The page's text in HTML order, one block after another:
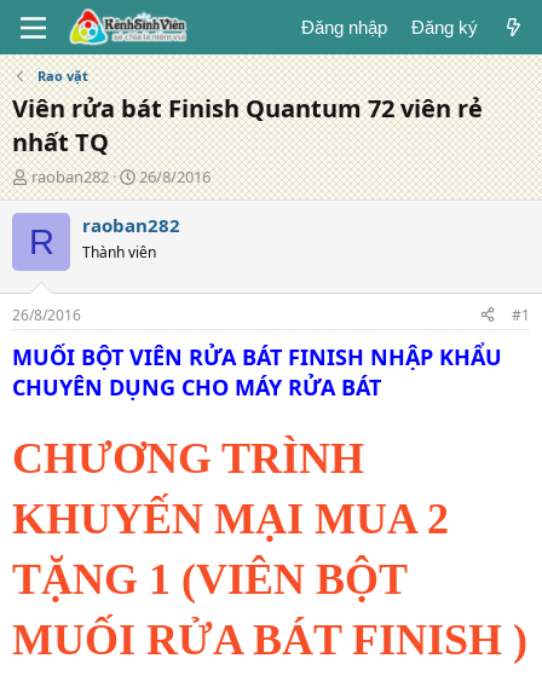
Đăng nhập Đăng ký
Rao vặt
Viên rửa bát Finish Quantum 72 viên rẻ
nhất TQ
T
á
c
g
ả
raoban282
N
g
à
y
đ
g
26/8/2016
R raoban282
Thành viên
26/8/2016 #1
MUỐI BỘT VIÊN RỬA BÁT FINISH NHẬP KHẨU
CHUYÊN DỤNG CHO MÁY RỬA BÁT
CHƯƠNG TRÌNH
KHUYẾN MẠI MUA 2
TẶNG 1 (VIÊN BỘT
MUỐI RỬA BÁT FINISH )